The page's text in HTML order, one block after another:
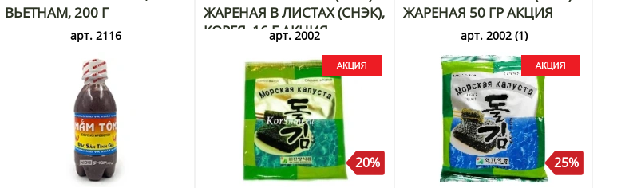
ВЬЕТНАМ, 200 Г
арт. 2116
ЖАРЕНАЯ В ЛИСТАХ (СНЭК),
КОРЕЯ, 16 Г АКЦИЯ
арт. 2002
20%
ЖАРЕНАЯ 50 ГР АКЦИЯ
арт. 2002 (1)
25%